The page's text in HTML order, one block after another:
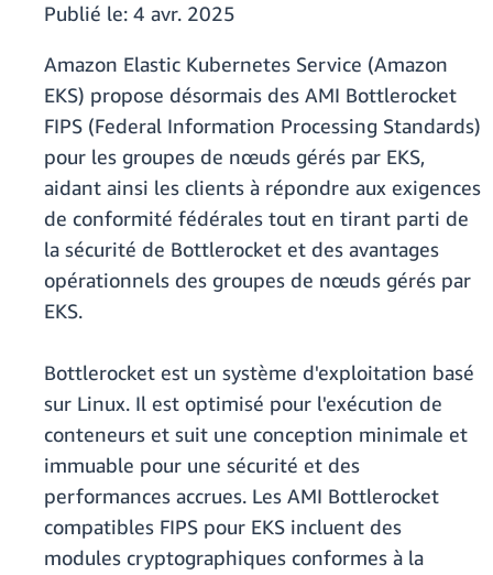
Publié le: 4 avr. 2025
Amazon Elastic Kubernetes Service (Amazon
EKS) propose désormais des AMI Bottlerocket
FIPS (Federal Information Processing Standards)
pour les groupes de nœuds gérés par EKS,
aidant ainsi les clients à répondre aux exigences
de conformité fédérales tout en tirant parti de
la sécurité de Bottlerocket et des avantages
opérationnels des groupes de nœuds gérés par
EKS.
Bottlerocket est un système d'exploitation basé
sur Linux. Il est optimisé pour l'exécution de
conteneurs et suit une conception minimale et
immuable pour une sécurité et des
performances accrues. Les AMI Bottlerocket
compatibles FIPS pour EKS incluent des
modules cryptographiques conformes à la